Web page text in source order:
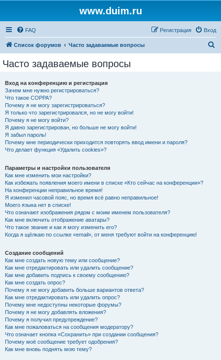
www.duim.ru
FAQ Вход
Регистрация
Список форумов Часто задаваемые вопросы
Часто задаваемые вопросы
Вход на конференцию и регистрация
Зачем мне нужно регистрироваться?
Что такое COPPA?
Почему я не могу зарегистрироваться?
Я только что зарегистрировался, но не могу войти!
Почему я не могу войти?
Я давно зарегистрирован, но больше не могу войти!
Я забыл пароль!
Почему мне периодически приходится повторять ввод имени и пароля?
Что делает функция «Удалить cookies»?
Параметры и настройки пользователя
Как мне изменить мои настройки?
Как избежать появления моего имени в списке «Кто сейчас на конференции»?
На конференции неправильное время!
Я изменил часовой пояс, но время всё равно неправильное!
Моего языка нет в списке!
Что означают изображения рядом с моим именем пользователя?
Как мне включить отображение аватары?
Что такое звание и как я могу изменить его?
Когда я щёлкаю по ссылке «email», от меня требуют войти на конференцию!
Создание сообщений
Как мне создать новую тему или сообщение?
Как мне отредактировать или удалить сообщение?
Как мне добавить подпись к своему сообщению?
Как мне создать опрос?
Почему я не могу добавить больше вариантов ответа?
Как мне отредактировать или удалить опрос?
Почему мне недоступны некоторые форумы?
Почему я не могу добавлять вложения?
Почему я получил предупреждение?
Как мне пожаловаться на сообщения модератору?
Что означает кнопка «Сохранить» при создании сообщения?
Почему моё сообщение требует одобрения?
Как мне вновь поднять мою тему?